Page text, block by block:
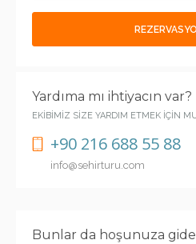
Yardıma mı ihtiyacın var?
EKİBİMİZ SİZE YARDIM ETMEK İÇİN
+90 216 688 55 88
info@sehirturu.com
Bunlar da hoşunuza